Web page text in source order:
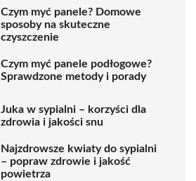
Czym myć panele? Domowe
sposoby na skuteczne
czyszczenie
Czym myć panele podłogowe?
Sprawdzone metody i porady
Juka w sypialni – korzyści dla
zdrowia i jakości snu
Najzdrowsze kwiaty do sypialni
– popraw zdrowie i jakość
powietrza